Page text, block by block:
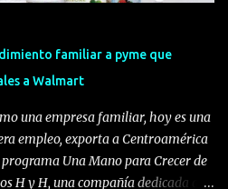
familiar a pyme que
a Walmart
una empresa familiar, hoy es una
empleo, exporta a Centroamérica
Una Mano para Crecer de
H y H, una compañía dedicada al